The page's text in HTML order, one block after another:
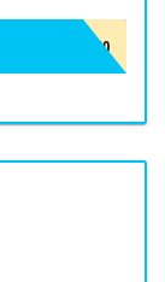
DOSIERLÖFFEL-600